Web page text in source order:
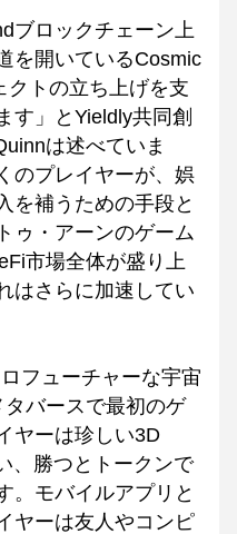
ブロックチェーン上
を開いているCosmic
クトの立ち上げを支
す」とYieldly共同創
は述べていま
のプレイヤーが、娯
を補うための手段と
ゥ・アーンのゲーム
市場全体が盛り上
はさらに加速してい
フューチャーな宇宙
バースで最初のゲ
ヤーは珍しい3D
、勝つとトークンで
。モバイルアプリと
ヤーは友人やコンピ